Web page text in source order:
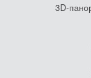
3D-